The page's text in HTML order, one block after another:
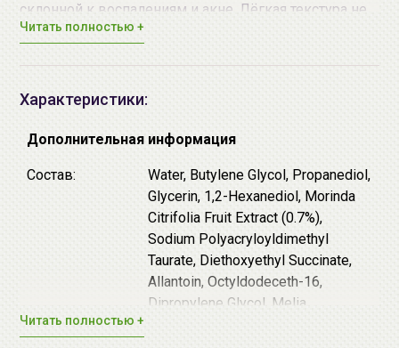
склонной к воспалениям и акне. Лёгкая текстура не
утяжеляет кожу, не оставляет липкости и быстро
экстракта нони. После впитывания на сыворотку
розмарина.
Главные действующие компоненты - экстракт и
масло нони. Нони или моринда - тропический
суперфуд, который насыщен витаминами,
минералами и полифенолами. Нони питает,
успокаивает и смягчает кожу, оказывает
антиоксидантный эффект, замедляя возрастные
изменения, а также блокирует воспалительный
процесс.
Читать полностью +
Характеристики:
Дополнительная информация
Состав:
Water, Butylene Glycol, Propanediol,
Glycerin, 1,2-Hexanediol, Morinda
Citrifolia Fruit Extract (0.7%),
Sodium Polyacryloyldimethyl
Taurate, Diethoxyethyl Succinate,
Allantoin, Octyldodeceth-16,
Dipropylene Glycol, Melia
Читать полностью +